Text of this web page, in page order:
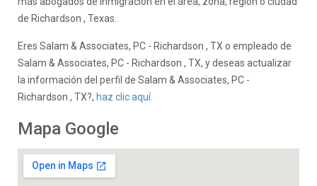
de Richardson , Texas.
Eres Salam & Associates, PC - Richardson , TX o empleado de
Salam & Associates, PC - Richardson , TX, y deseas actualizar
la información del perfil de Salam & Associates, PC -
Richardson , TX?, haz clic aquí.
Mapa Google